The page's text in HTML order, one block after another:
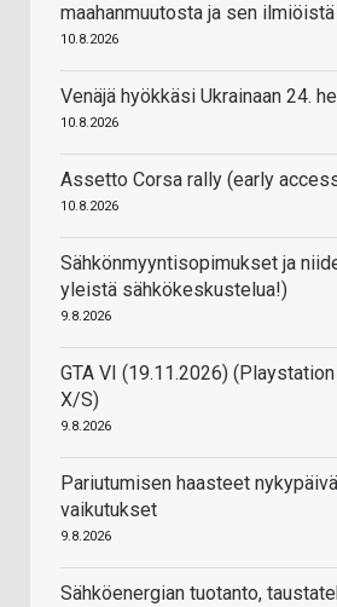
maahanmuutosta ja sen ilmiöistä
10.8.2026
Venäjä hyökkäsi Ukrainaan 24.
10.8.2026
Assetto Corsa rally (early
10.8.2026
Sähkönmyyntisopimukset ja
yleistä sähkökeskustelua!)
9.8.2026
GTA VI (19.11.2026)
X/S)
9.8.2026
Pariutumisen haasteet
vaikutukset
9.8.2026
Sähköenergian tuotanto,